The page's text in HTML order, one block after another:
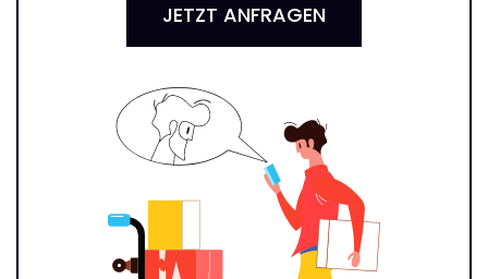
JETZT ANFRAGEN